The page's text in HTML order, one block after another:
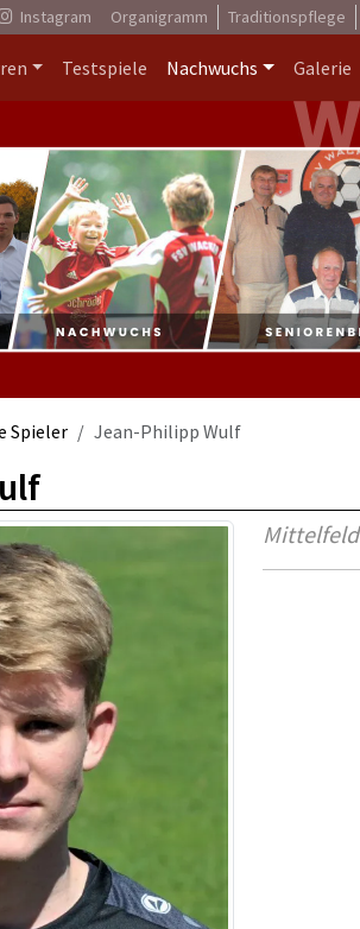
Instagram Organigramm Traditionspflege
Testspiele Nachwuchs Galerie
Spieler Jean-Philipp Wulf
Mittelfeld